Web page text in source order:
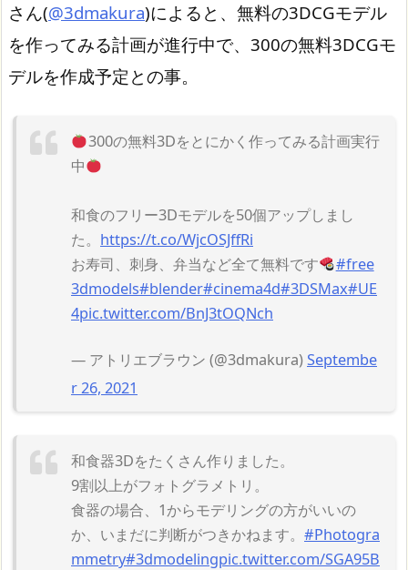
さん(@3dmakura)によると、無料の3DCGモデル
を作ってみる計画が進行中で、300の無料3DCGモ
デルを作成予定との事。
300の無料3Dをとにかく作ってみる計画実行
中
和食のフリー3Dモデルを50個アップしまし
た。 https://t.co/WjcOSJffRi
お寿司、刺身、弁当など全て無料です
#free
3dmodels#blender#cinema4d#3DSMax#UE
4pic.twitter.com/BnJ3tOQNch
— アトリエブラウン (@3dmakura)Septembe
r 26, 2021
和食器3Dをたくさん作りました。
9割以上がフォトグラメトリ。
食器の場合、1からモデリングの方がいいの
か、いまだに判断がつきかねます。 #Photogra
mmetry#3dmodelingpic.twitter.com/SGA95B